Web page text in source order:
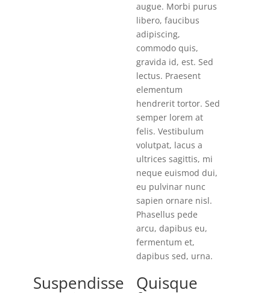
augue. Morbi purus
libero, faucibus
adipiscing,
commodo quis,
gravida id, est. Sed
lectus. Praesent
elementum
hendrerit tortor. Sed
semper lorem at
felis. Vestibulum
volutpat, lacus a
ultrices sagittis, mi
neque euismod dui,
eu pulvinar nunc
sapien ornare nisl.
Phasellus pede
arcu, dapibus eu,
fermentum et,
dapibus sed, urna.
Suspendisse Quisque